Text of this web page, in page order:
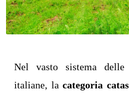
Nel vasto sistema delle
italiane, lacategoria